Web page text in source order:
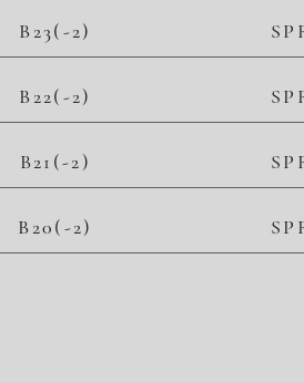
B23(-2)
B22(-2)
B21(-2)
B20(-2)